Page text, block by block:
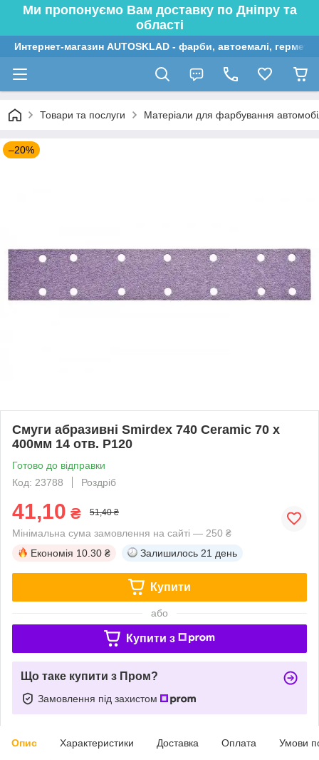
Ми пропонуємо Вам доставку по Дніпру та
області
Интернет-магазин AUTOSKLAD - фарби, автоемалі,
Товари та послуги Матеріали для фарбування
–20%
Смуги абразивні Smirdex 740 Ceramic 70 x
400мм 14 отв. P120
Готово до відправки
Код: 23788
Роздріб
41,10 ₴ 51,40 ₴
Мінімальна сума замовлення на сайті — 250 ₴
Економія 10.30 ₴ Залишилось 21 день
Купити
або
Купити з
Що таке купити з Пром?
Замовлення під захистом
Опис Характеристики Доставка Оплата Умови